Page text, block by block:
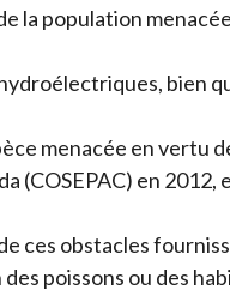
la population
bien
menacée en vertu
(COSEPAC) en 2012,
ces obstacles
poissons ou des